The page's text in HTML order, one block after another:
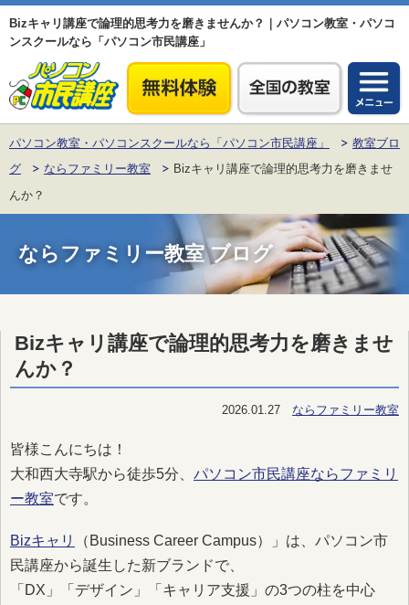
Bizキャリ講座で論理的思考力を磨きませんか？｜パソコン教室・パソコ
ンスクールなら「パソコン市民講座」
パソコン教室・パソコンスクールなら「パソコン市民講座」
教室ブロ
グ
ならファミリー教室
Bizキャリ講座で論理的思考力を磨きませ
んか？
ならファミリー教室 ブログ
Bizキャリ講座で論理的思考力を磨きませ
んか？
2026.01.27 ならファミリー教室
皆様こんにちは！
大和西大寺駅から徒歩5分、 パソコン市民講座ならファミリ
ー教室です。
Bizキャリ
（Business Career Campus）」は、パソコン市
民講座から誕生した新ブランドで、
「DX」「デザイン」「キャリア支援」の3つの柱を中心